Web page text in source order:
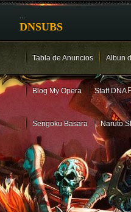
DNSUBS
Tabla de Anuncios Albun
Blog My Opera Staff DNA
Sengoku Basara Naruto